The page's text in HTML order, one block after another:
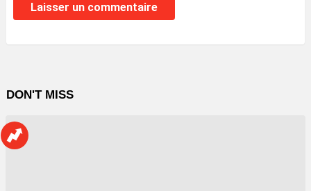
DON'T MISS